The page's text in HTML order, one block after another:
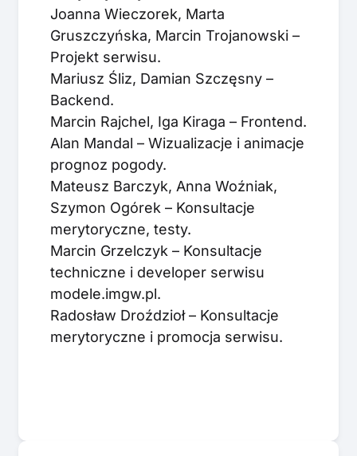
Joanna Wieczorek, Marta
Gruszczyńska, Marcin Trojanowski –
Projekt serwisu.
Mariusz Śliz, Damian Szczęsny –
Backend.
Marcin Rajchel, Iga Kiraga – Frontend.
Alan Mandal – Wizualizacje i animacje
prognoz pogody.
Mateusz Barczyk, Anna Woźniak,
Szymon Ogórek – Konsultacje
merytoryczne, testy.
Marcin Grzelczyk – Konsultacje
techniczne i developer serwisu
modele.imgw.pl.
Radosław Droździoł – Konsultacje
merytoryczne i promocja serwisu.